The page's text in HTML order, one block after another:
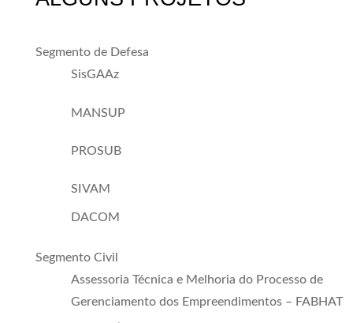
Segmento de Defesa
SisGAAz
MANSUP
PROSUB
SIVAM
DACOM
Segmento Civil
Assessoria Técnica e Melhoria do Processo de
Gerenciamento dos Empreendimentos – FABHAT